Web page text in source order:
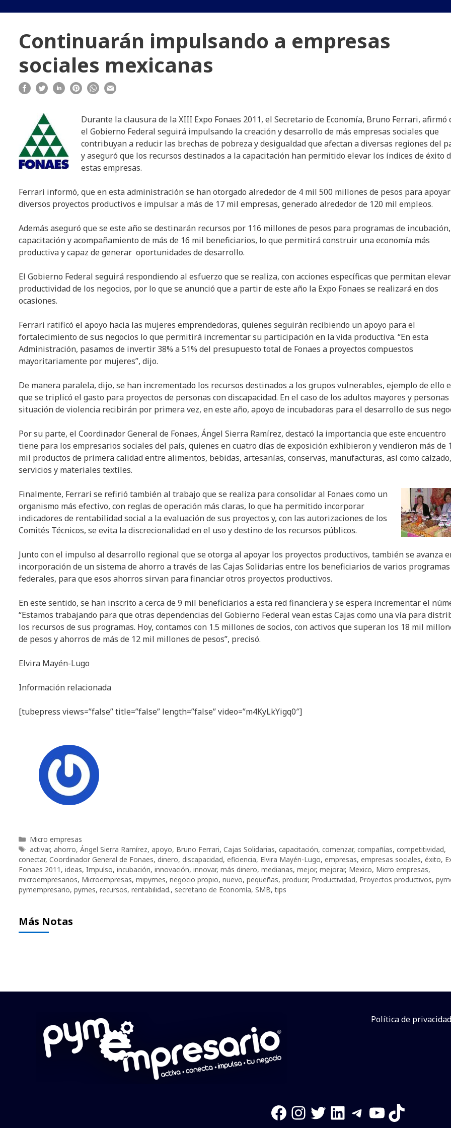
Continuarán impulsando a empresas
sociales mexicanas
Durante la clausura de la XIII Expo Fonaes 2011, el Secretario de Economía, Bruno Ferrari, afirmó
el Gobierno Federal seguirá impulsando la creación y desarrollo de más empresas sociales que
contribuyan a reducir las brechas de pobreza y desigualdad que afectan a diversas regiones del
y aseguró que los recursos destinados a la capacitación han permitido elevar los índices de éxito
estas empresas.
Ferrari informó, que en esta administración se han otorgado alrededor de 4 mil 500 millones de pesos para apoyar
diversos proyectos productivos e impulsar a más de 17 mil empresas, generado alrededor de 120 mil empleos.
Además aseguró que se este año se destinarán recursos por 116 millones de pesos para programas de incubación,
capacitación y acompañamiento de más de 16 mil beneficiarios, lo que permitirá construir una economía más
productiva y capaz de generar oportunidades de desarrollo.
El Gobierno Federal seguirá respondiendo al esfuerzo que se realiza, con acciones específicas que permitan
productividad de los negocios, por lo que se anunció que a partir de este año la Expo Fonaes se realizará en dos
ocasiones.
Ferrari ratificó el apoyo hacia las mujeres emprendedoras, quienes seguirán recibiendo un apoyo para el
fortalecimiento de sus negocios lo que permitirá incrementar su participación en la vida productiva. “En esta
Administración, pasamos de invertir 38% a 51% del presupuesto total de Fonaes a proyectos compuestos
mayoritariamente por mujeres”, dijo.
De manera paralela, dijo, se han incrementado los recursos destinados a los grupos vulnerables, ejemplo de ello
que se triplicó el gasto para proyectos de personas con discapacidad. En el caso de los adultos mayores y personas
situación de violencia recibirán por primera vez, en este año, apoyo de incubadoras para el desarrollo de sus
Por su parte, el Coordinador General de Fonaes, Ángel Sierra Ramírez, destacó la importancia que este encuentro
tiene para los empresarios sociales del país, quienes en cuatro días de exposición exhibieron y vendieron más de
mil productos de primera calidad entre alimentos, bebidas, artesanías, conservas, manufacturas, así como calzado,
servicios y materiales textiles.
Finalmente, Ferrari se refirió también al trabajo que se realiza para consolidar al Fonaes como un
organismo más efectivo, con reglas de operación más claras, lo que ha permitido incorporar
indicadores de rentabilidad social a la evaluación de sus proyectos y, con las autorizaciones de los
Comités Técnicos, se evita la discrecionalidad en el uso y destino de los recursos públicos.
Junto con el impulso al desarrollo regional que se otorga al apoyar los proyectos productivos, también se avanza
incorporación de un sistema de ahorro a través de las Cajas Solidarias entre los beneficiarios de varios programas
federales, para que esos ahorros sirvan para financiar otros proyectos productivos.
En este sentido, se han inscrito a cerca de 9 mil beneficiarios a esta red financiera y se espera incrementar el
“Estamos trabajando para que otras dependencias del Gobierno Federal vean estas Cajas como una vía para
los recursos de sus programas. Hoy, contamos con 1.5 millones de socios, con activos que superan los 18 mil
de pesos y ahorros de más de 12 mil millones de pesos”, precisó.
Elvira Mayén-Lugo
Información relacionada
[tubepress views=”false” title=”false” length=”false” video=”m4KyLkYigq0″]
Categorías
Micro empresas
Etiquetas
activar, ahorro, Ángel Sierra Ramírez, apoyo, Bruno Ferrari, Cajas Solidarias, capacitación, comenzar, compañías, competitividad,
conectar, Coordinador General de Fonaes, dinero, discapacidad, eficiencia, Elvira Mayén-Lugo, empresas, empresas sociales, éxito,
Fonaes 2011 , ideas, Impulso, incubación, innovación, innovar, más dinero, medianas, mejor, mejorar, Mexico, Micro empresas,
microempresarios, Microempresas, mipymes, negocio propio, nuevo, pequeñas, producir, Productividad, Proyectos productivos,
pymempresario, pymes, recursos, rentabilidad., secretario de Economía, SMB,tips
Más Notas
Política de privacidad
Facebook
Instagram
Twitter
LinkedIn
Telegram
YouTube
TikTok